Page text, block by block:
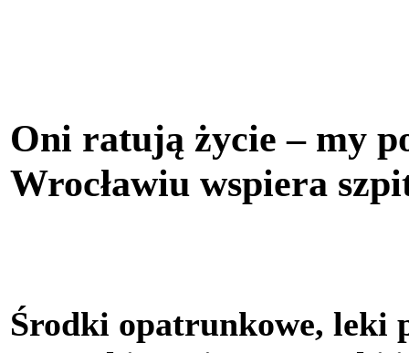
Oni ratują życie – my
Wrocławiu wspiera
Środki opatrunkowe, leki